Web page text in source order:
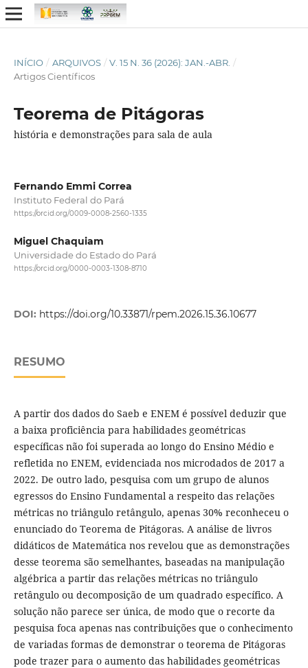
INÍCIO / ARQUIVOS / V. 15 N. 36 (2026): JAN.-ABR. /
Artigos Científicos
Teorema de Pitágoras
história e demonstrações para sala de aula
Fernando Emmi Correa
Instituto Federal do Pará
https://orcid.org/0009-0008-2560-1335
Miguel Chaquiam
Universidade do Estado do Pará
https://orcid.org/0000-0003-1308-8710
DOI: https://doi.org/10.33871/rpem.2026.15.36.10677
RESUMO
A partir dos dados do Saeb e ENEM é possível deduzir que
a baixa proficiência para habilidades geométricas
específicas não foi superada ao longo do Ensino Médio e
refletida no ENEM, evidenciada nos microdados de 2017 a
2022. De outro lado, pesquisa com um grupo de alunos
egressos do Ensino Fundamental a respeito das relações
métricas no triângulo retângulo, apenas 30% reconheceu o
enunciado do Teorema de Pitágoras. A análise de livros
didáticos de Matemática nos revelou que as demonstrações
desse teorema são semelhantes, baseadas na manipulação
algébrica a partir das relações métricas no triângulo
retângulo ou decomposição de um quadrado específico. A
solução não parece ser única, de modo que o recorte da
pesquisa foca apenas nas contribuições que o conhecimento
de variadas formas de demonstrar o teorema de Pitágoras
pode trazer para o aumento das habilidades geométricas